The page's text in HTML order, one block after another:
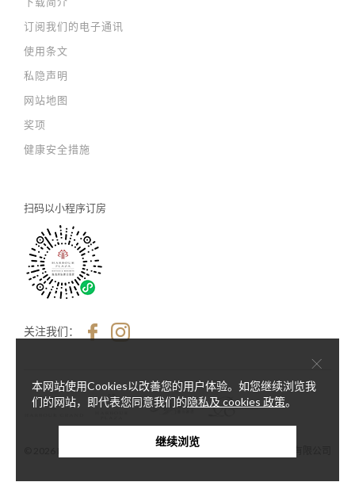
订阅我们的电子通讯
使用条文
私隐声明
网站地图
奖项
健康安全措施
扫码以小程序订房
关注我们：
© 2026 Harbour Plaza Hotel Management Limited 海逸酒店管理有限公司
×
本网站使用Cookies以改善您的用户体验。如您继续浏览我
们的网站，即代表您同意我们的隐私及 cookies 政策。
继续浏览